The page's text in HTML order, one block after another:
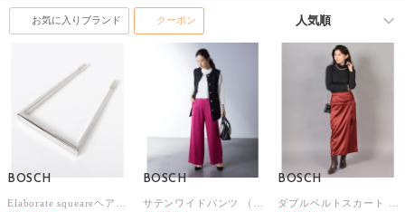
お気に入りブランド クーポン
BOSCH BOSCH BOSCH